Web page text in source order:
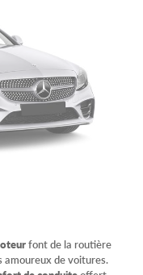
font de la routière
amoureux de voitures.